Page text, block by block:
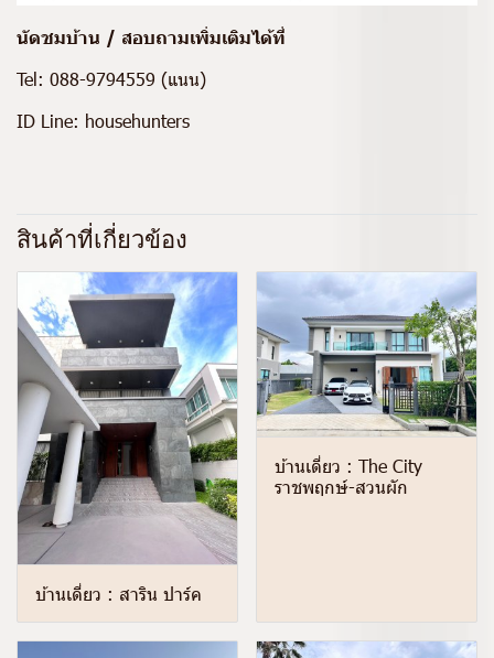
นัดชมบ้าน / สอบถามเพิ่มเติมได้ที่
Tel: 088-9794559 (แนน)
ID Line: househunters
สินค้าที่เกี่ยวข้อง
บ้านเดี่ยว : สาริน ปาร์ค
บ้านเดี่ยว : The City
ราชพฤกษ์-สวนผัก